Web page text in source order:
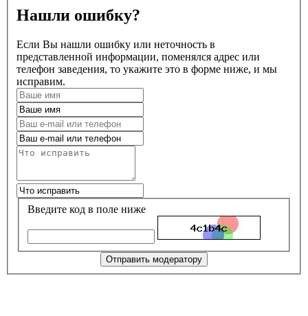
Нашли ошибку?
Если Вы нашли ошибку или неточность в
представленной информации, поменялся адрес или
телефон заведения, то укажите это в форме ниже, и мы
исправим.
Введите код в поле ниже
Отправить модератору